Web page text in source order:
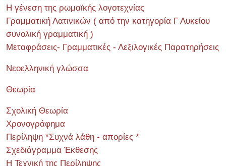
Η γένεση της ρωμαϊκής λογοτεχνίας
Γραμματική Λατινικών ( από την κατηγορία Γ Λυκείου
συνολική γραμματική )
Μεταφράσεις- Γραμματικές - Λεξιλογικές Παρατηρήσεις
Νεοελληνική γλώσσα
Θεωρία
Σχολική Θεωρία
Χρονογράφημα
Περίληψη *Συχνά λάθη - απορίες *
Σχεδιάγραμμα Έκθεσης
Η Τεχνική της Περίληψης